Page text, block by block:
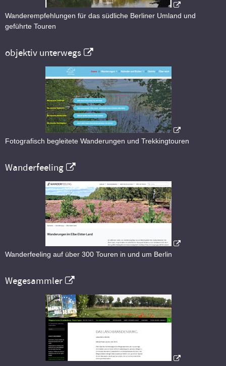
Wanderempfehlungen für das südliche Berliner Umland und
geführte Touren
objektiv unterwegs
Fotografisch begleitete Wanderungen und Trekkingtouren
Wanderfeeling
Wanderfeeling auf über 300 Touren in und um Berlin
Wegesammler